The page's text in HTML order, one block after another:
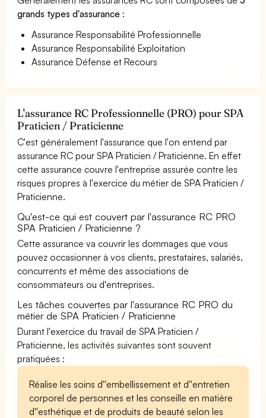
grands types d'assurance :
Assurance Responsabilité Professionnelle
Assurance Responsabilité Exploitation
Assurance Défense et Recours
L'assurance RC Professionnelle (PRO) pour SPA
Praticien / Praticienne
C'est généralement l'assurance que l'on entend par
assurance RC pour SPA Praticien / Praticienne. En effet
cette assurance couvre l'entreprise assurée contre les
risques propres à l'exercice du métier de SPA Praticien /
Praticienne.
Qu'est-ce qui est couvert par l'assurance RC PRO
SPA Praticien / Praticienne ?
Cette assurance va couvrir les dommages que vous
pouvez occasionner à vos clients, prestataires, salariés,
concurrents et même des associations de
consommateurs ou d'entreprises.
Les tâches couvertes par l'assurance RC PRO du
métier de SPA Praticien / Praticienne
Durant l'exercice du travail de SPA Praticien /
Praticienne, les activités suivantes sont souvent
pratiquées :
Réalise les soins d''embellissement et d''entretien
corporel de personnes et les conseille en matière
d''esthétique et de produits de beauté selon les